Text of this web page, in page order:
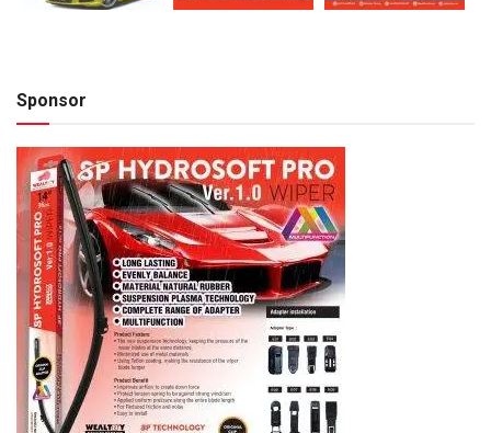
Sponsor